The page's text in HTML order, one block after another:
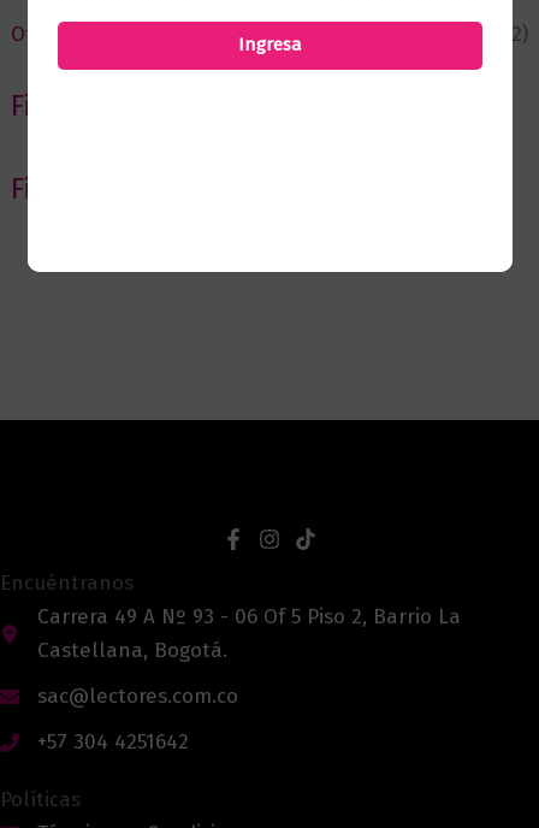
Ofertas
(12)
Filtrar por Autor
Filtrar por editorial
Encuéntranos
Carrera 49 A Nº 93 - 06 Of 5 Piso 2, Barrio La
Castellana, Bogotá.
sac@lectores.com.co
+57 304 4251642
Políticas
Ingresa